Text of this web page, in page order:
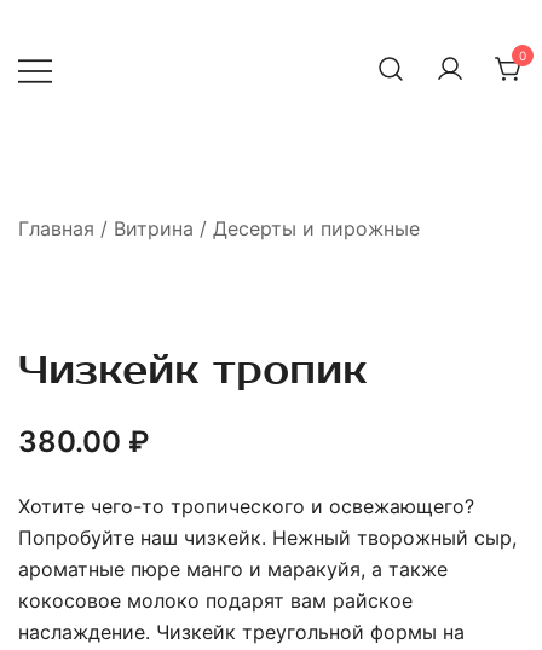
содержимому
0
Главная / Витрина / Десерты и пирожные
Чизкейк тропик
380.00 ₽
Хотите чего-то тропического и освежающего?
Попробуйте наш чизкейк. Нежный творожный сыр,
ароматные пюре манго и маракуйя, а также
кокосовое молоко подарят вам райское
наслаждение. Чизкейк треугольной формы на